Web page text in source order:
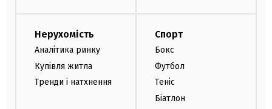
Нерухомість
Аналітика ринку
Купівля житла
Тренди і натхнення
Спорт
Бокс
Футбол
Теніс
Біатлон